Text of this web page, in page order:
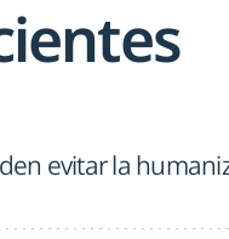
evitar la